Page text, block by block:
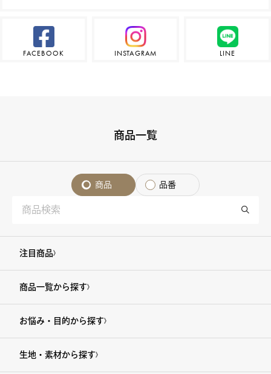
FACEBOOK INSTAGRAM LINE
商品一覧
商品 品番
注目商品
商品一覧から探す
お悩み・目的から探す
生地・素材から探す